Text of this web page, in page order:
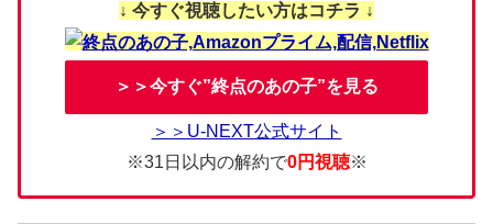
↓ 今すぐ視聴したい方はコチラ ↓
＞＞今すぐ”終点のあの子”を見る
＞＞U-NEXT公式サイト
※31日以内の解約で0円視聴※